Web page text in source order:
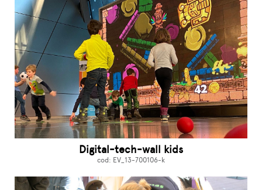
Digital-tech-wall kids
cod: EV_13-700106-k